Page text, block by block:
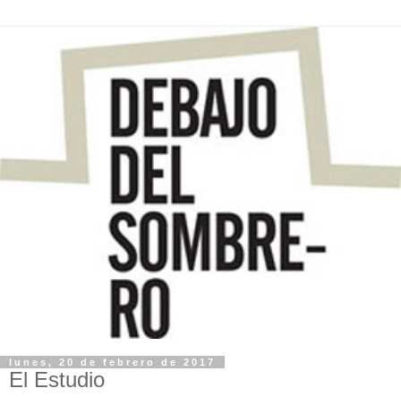
lunes, 20 de febrero de 2017
El Estudio